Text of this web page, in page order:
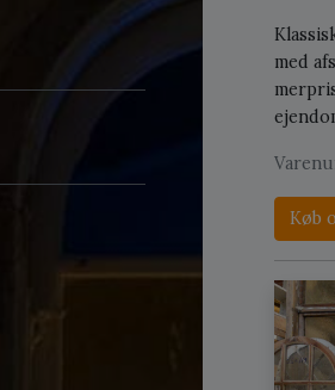
med
Køb